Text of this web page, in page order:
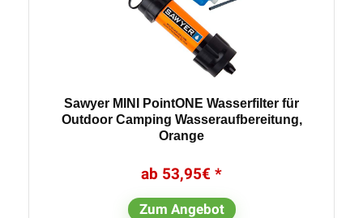
Sawyer MINI PointONE Wasserfilter für
Outdoor Camping Wasseraufbereitung,
Orange
53,95€
Zum Angebot